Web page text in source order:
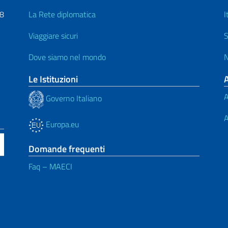
La Rete diplomatica
Viaggiare sicuri
Dove siamo nel mondo
Le Istituzioni
Governo Italiano
Europa.eu
Domande frequenti
Faq – MAECI